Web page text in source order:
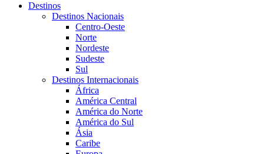
Destinos
Destinos Nacionais
Centro-Oeste
Norte
Nordeste
Sudeste
Sul
Destinos Internacionais
África
América Central
América do Norte
América do Sul
Ásia
Caribe